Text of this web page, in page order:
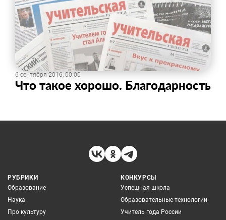
6 сентября 2016, 00:00
Что такое хорошо. Благодарность
РУБРИКИ
Образование
Наука
Про культуру
КОНКУРСЫ
Успешная школа
Образовательные технологии
Учитель года России